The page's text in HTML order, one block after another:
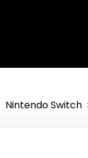
Nintendo Switch